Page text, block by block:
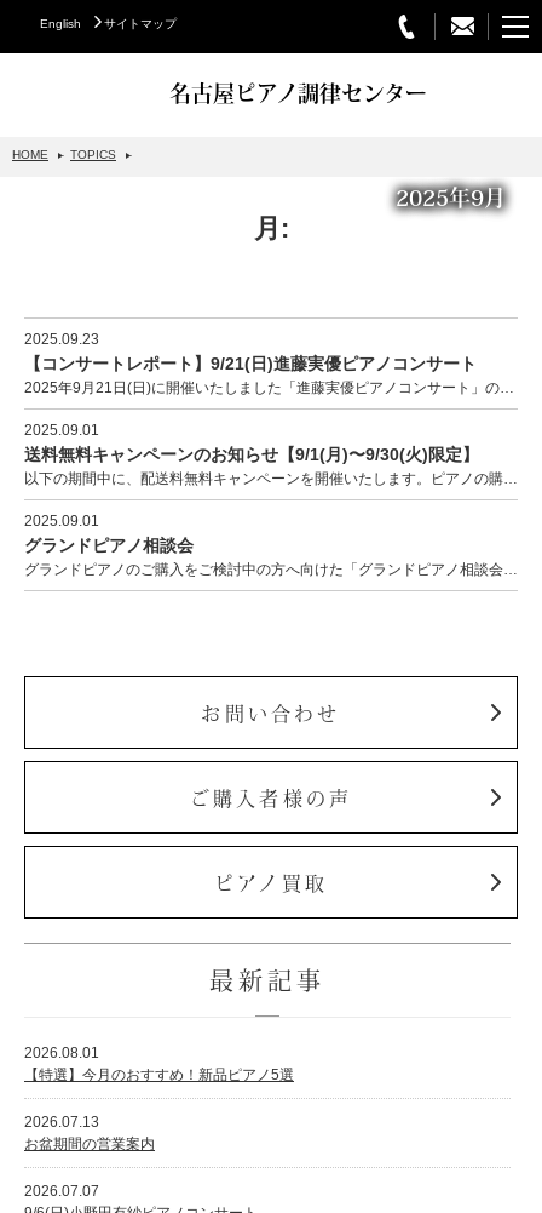
English サイトマップ
名古屋ピアノ調律センター
アップライトピアノ
PETROF
BECHSTEIN
ベヒシュタイングランドピアノ
ベヒシュタインアップライトピアノ
ホフマングランドピアノ
ホフマンアップライトピアノ
タッチ・音色の調整
ピアノクリーニングと引越し
スタッフ紹介
HOME TOPICS
月:
2025年9月
2025.09.23
【コンサートレポート】9/21(日)進藤実優ピアノコンサート
2025年9月21日(日)に開催いたしました「進藤実優ピアノコンサート」の様子をお届けします…
2025.09.01
送料無料キャンペーンのお知らせ【9/1(月)〜9/30(火)限定】
以下の期間中に、配送料無料キャンペーンを開催いたします。ピアノの購入をご検討中のお客様は、この機会に…
2025.09.01
グランドピアノ相談会
グランドピアノのご購入をご検討中の方へ向けた「グランドピアノ相談会」を開催いたします。 ピアノを選ぶ…
お問い合わせ
ご購入者様の声
ピアノ買取
最新記事
2026.08.01
【特選】今月のおすすめ！新品ピアノ5選
2026.07.13
お盆期間の営業案内
2026.07.07